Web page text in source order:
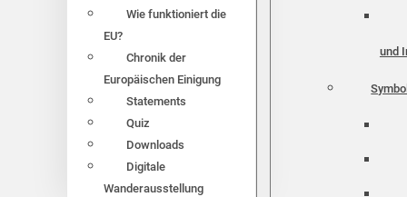
Wie funktioniert die
EU?
Chronik der
Europäischen Einigung
Statements
Quiz
Downloads
Digitale
Wanderausstellung
und